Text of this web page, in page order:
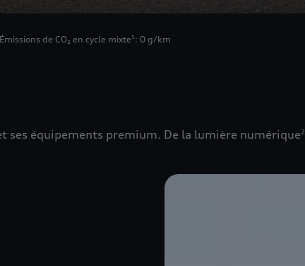
Émissions de CO₂ en cycle mixte 5 : 0 g/km
ses équipements premium. De la lumière numérique2